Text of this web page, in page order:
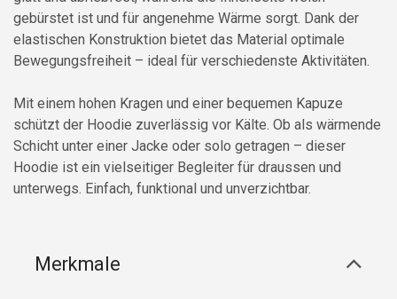
gebürstet ist und für angenehme Wärme sorgt. Dank der
elastischen Konstruktion bietet das Material optimale
Bewegungsfreiheit – ideal für verschiedenste Aktivitäten.
Mit einem hohen Kragen und einer bequemen Kapuze
schützt der Hoodie zuverlässig vor Kälte. Ob als wärmende
Schicht unter einer Jacke oder solo getragen – dieser
Hoodie ist ein vielseitiger Begleiter für draussen und
unterwegs. Einfach, funktional und unverzichtbar.
Merkmale